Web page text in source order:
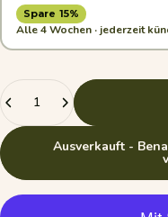
Spare 15%
Alle 4 Wochen · jederzeit
Anzahl
Ausverkauft -